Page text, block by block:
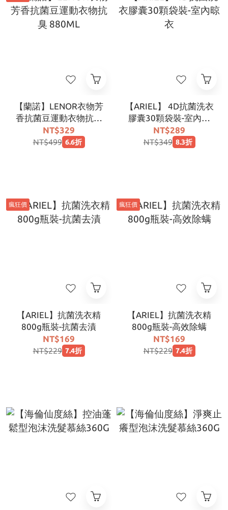
【蘭諾】LENOR衣物芳
香抗菌豆運動衣物抗臭
880ML
NT$329
NT$499 6.6折
【ARIEL】 4D抗菌洗衣
膠囊30顆袋裝-室內晾
衣
NT$289
NT$349 8.3折
瘋狂價
【ARIEL】抗菌洗衣精
800g瓶裝-抗菌去漬
NT$169
NT$229 7.4折
瘋狂價
【ARIEL】抗菌洗衣精
800g瓶裝-高效除螨
NT$169
NT$229 7.4折